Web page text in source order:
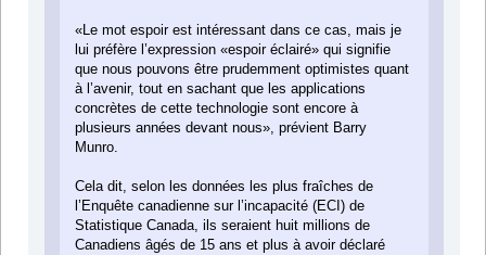
«Le mot espoir est intéressant dans ce cas, mais je
lui préfère l’expression «espoir éclairé» qui signifie
que nous pouvons être prudemment optimistes quant
à l’avenir, tout en sachant que les applications
concrètes de cette technologie sont encore à
plusieurs années devant nous», prévient Barry
Munro.
Cela dit, selon les données les plus fraîches de
l’Enquête canadienne sur l’incapacité (ECI) de
Statistique Canada, ils seraient huit millions de
Canadiens âgés de 15 ans et plus à avoir déclaré